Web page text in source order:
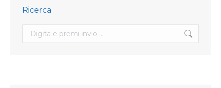
Ricerca
Search: